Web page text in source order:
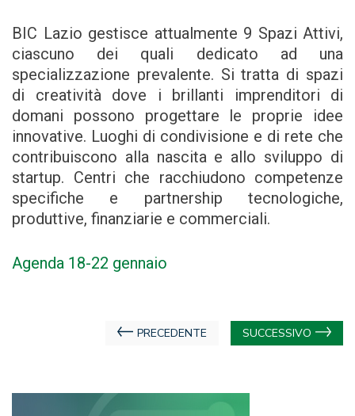
BIC Lazio gestisce attualmente 9 Spazi Attivi,
ciascuno dei quali dedicato ad una
specializzazione prevalente. Si tratta di spazi
di creatività dove i brillanti imprenditori di
domani possono progettare le proprie idee
innovative. Luoghi di condivisione e di rete che
contribuiscono alla nascita e allo sviluppo di
startup. Centri che racchiudono competenze
specifiche e partnership tecnologiche,
produttive, finanziarie e commerciali.
Agenda 18-22 gennaio
Navigazione
PRECEDENTE SUCCESSIVO